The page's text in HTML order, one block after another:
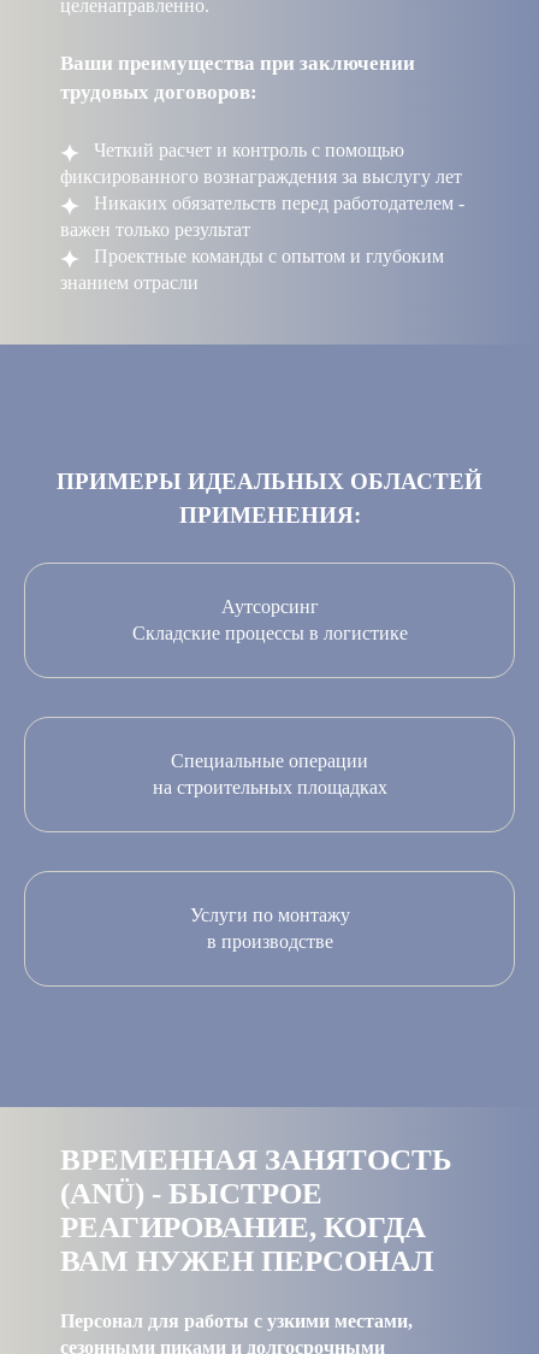
целенаправленно.
Ваши преимущества при заключении
трудовых договоров:
Четкий расчет и контроль с помощью
фиксированного вознаграждения за выслугу лет
Никаких обязательств перед работодателем -
важен только результат
Проектные команды с опытом и глубоким
знанием отрасли
ПРИМЕРЫ ИДЕАЛЬНЫХ ОБЛАСТЕЙ
ПРИМЕНЕНИЯ:
Аутсорсинг
Складские процессы в логистике
Специальные операции
на строительных площадках
Услуги по монтажу
в производстве
ВРЕМЕННАЯ ЗАНЯТОСТЬ
(ANÜ) - БЫСТРОЕ
РЕАГИРОВАНИЕ, КОГДА
ВАМ НУЖЕН ПЕРСОНАЛ
Персонал для работы с узкими местами,
сезонными пиками и долгосрочными